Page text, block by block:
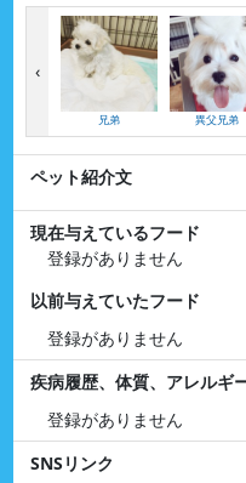
兄弟 異父兄弟
‹
ペット紹介文
現在与えているフード
登録がありません
以前与えていたフード
登録がありません
疾病履歴、体質、アレルギ
登録がありません
SNSリンク